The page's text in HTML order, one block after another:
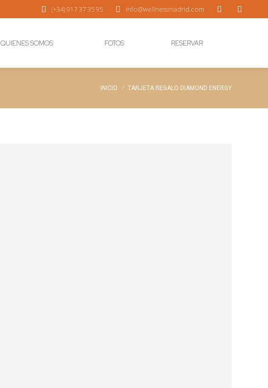
(+34) 917 37 35 95 info@wellnessmadrid.com
QUIENES SOMOS FOTOS RESERVAR
Estás aquí:
INICIO TARJETA REGALO DIAMOND ENERGY